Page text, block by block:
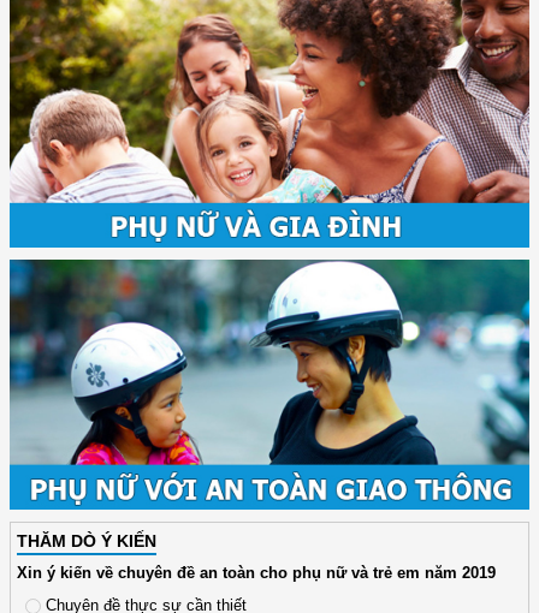
THĂM DÒ Ý KIẾN
Xin ý kiến về chuyên đề an toàn cho phụ nữ và trẻ em năm 2019
Chuyên đề thực sự cần thiết